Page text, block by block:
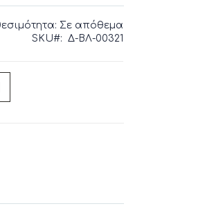
Σε απόθεμα
SKU
Δ-ΒΛ-00321